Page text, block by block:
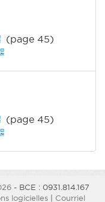
(page 45)
(page 45)
- BCE : 0931.814.167
logicielles| Courriel